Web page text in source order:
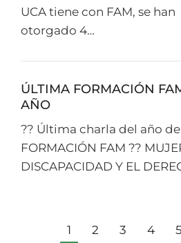
UCA tiene con FAM, se han
otorgado 4…
ÚLTIMA FORMACIÓN
AÑO
?? Última charla del año de
FORMACIÓN FAM ??
DISCAPACIDAD Y EL
1 2 3 4 5